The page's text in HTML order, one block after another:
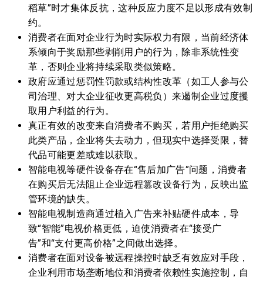
稻草”时才集体反抗，这种反应力度不足以形成有效制
约。
消费者在面对企业行为时实际权力有限，当前经济体
系倾向于奖励那些剥削用户的行为，除非系统性变
革，否则企业将持续采取类似策略。
政府应通过惩罚性罚款或结构性改革（如工人参与公
司治理、对大企业征收更高税负）来遏制企业过度攫
取用户利益的行为。
真正有效的改变来自消费者不购买，若用户拒绝购买
此类产品，企业将失去动力，但现实中选择受限，替
代品可能更差或难以获取。
智能电视等硬件设备存在“售后加广告”问题，消费者
在购买后无法阻止企业远程篡改设备行为，反映出监
管环境的缺失。
智能电视制造商通过植入广告来补贴硬件成本，导
致“智能”电视价格更低，迫使消费者在“接受广
告”和“支付更高价格”之间做出选择。
消费者在面对设备被远程操控时缺乏有效应对手段，
企业利用市场垄断地位和消费者依赖性实施控制，自